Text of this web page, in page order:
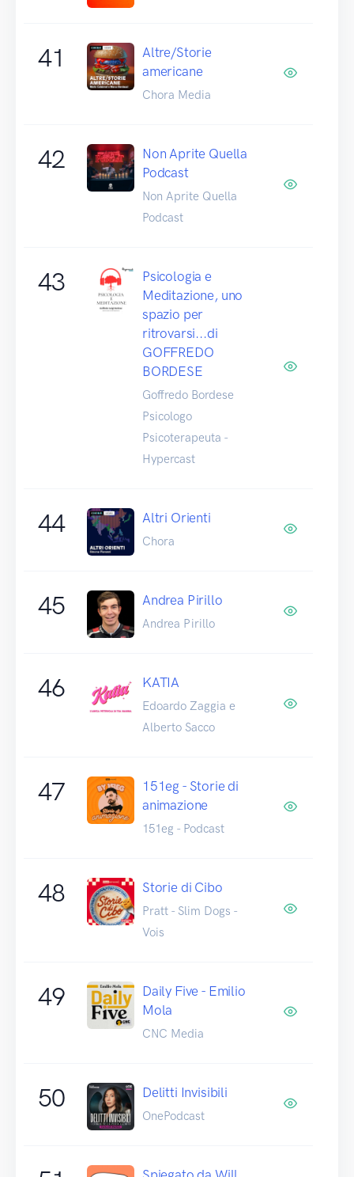
41
Altre/Storie
americane
Chora Media
42
Non Aprite Quella
Podcast
Non Aprite Quella
Podcast
43
Psicologia e
Meditazione, uno
spazio per
ritrovarsi...di
GOFFREDO
BORDESE
Goffredo Bordese
Psicologo
Psicoterapeuta -
Hypercast
44 Altri Orienti
Chora
45 Andrea Pirillo
Andrea Pirillo
46 KATIA
Edoardo Zaggia e
Alberto Sacco
47
151eg - Storie di
animazione
151eg - Podcast
48 Storie di Cibo
Pratt - Slim Dogs -
Vois
49
Daily Five - Emilio
Mola
CNC Media
50 Delitti Invisibili
OnePodcast